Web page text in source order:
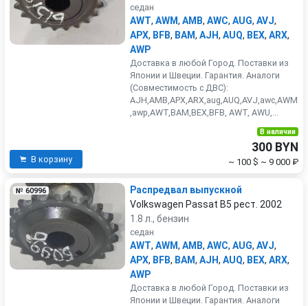
седан
AWT, AWM, AMB, AWC, AUG, AVJ,
APX, BFB, BAM, AJH, AUQ, BEX, ARX,
AWP
Доставка в любой Город. Поставки из
Японии и Швеции. Гарантия. Аналоги
(Совместимость с ДВС):
AJH,AMB,APX,ARX,aug,AUQ,AVJ,awc,AWM
,awp,AWT,BAM,BEX,BFB, AWT, AWU,...
В корзину
В наличии
300 BYN
~ 100 $ ~ 9 000 ₽
№ 60996
Распредвал выпускной
Volkswagen Passat B5 рест. 2002
1.8 л., бензин
седан
AWT, AWM, AMB, AWC, AUG, AVJ,
APX, BFB, BAM, AJH, AUQ, BEX, ARX,
AWP
Доставка в любой Город. Поставки из
Японии и Швеции. Гарантия. Аналоги